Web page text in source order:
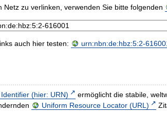
Netz zu verlinken, verwenden Sie bitte folgenden
auch hier testen: urn:nbn:de:hbz:5:2-
(hier: URN)
ermöglicht die stabile,
Uniform Resource Locator (URL)